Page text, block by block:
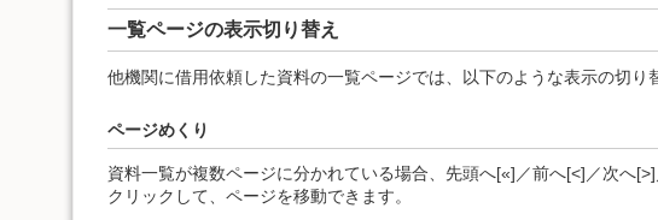
一覧ページの表示切り替え
他機関に借用依頼した資料の一覧ページでは、以下のような表示の切り
ページめくり
資料一覧が複数ページに分かれている場合、先頭へ[«]／前へ[<]／次へ
クリックして、ページを移動できます。